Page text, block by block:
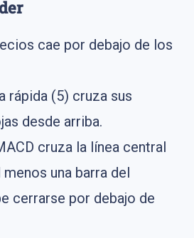
cae por debajo de los
rápida (5) cruza sus
desde arriba.
cruza la línea central
una barra del
cerrarse por debajo de